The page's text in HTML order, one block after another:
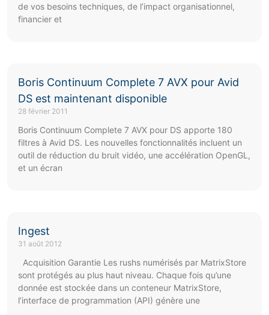
de vos besoins techniques, de l’impact organisationnel,
financier et
Boris Continuum Complete 7 AVX pour Avid
DS est maintenant disponible
28 février 2011
Boris Continuum Complete 7 AVX pour DS apporte 180
filtres à Avid DS. Les nouvelles fonctionnalités incluent un
outil de réduction du bruit vidéo, une accélération OpenGL,
et un écran
Ingest
31 août 2012
Acquisition Garantie Les rushs numérisés par MatrixStore
sont protégés au plus haut niveau. Chaque fois qu’une
donnée est stockée dans un conteneur MatrixStore,
l’interface de programmation (API) génère une